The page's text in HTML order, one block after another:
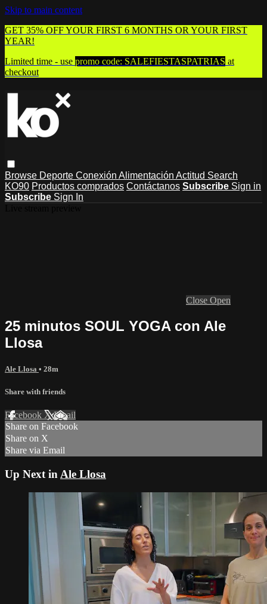
Skip to main content
GET 35% OFF YOUR FIRST 6 MONTHS OR YOUR FIRST
YEAR!
Limited time - use promo code: SALEFIESTASPATRIAS at
checkout
Browse Deporte Conexión Alimentación Actitud Search
KO90 Productos comprados Contáctanos Subscribe Sign in
Subscribe Sign In
Close Open
25 minutos SOUL YOGA con Ale
Llosa
Ale Llosa • 28m
Share with friends
Facebook XEmail
Share on Facebook
Share on X
Share via Email
Up Next in Ale Llosa